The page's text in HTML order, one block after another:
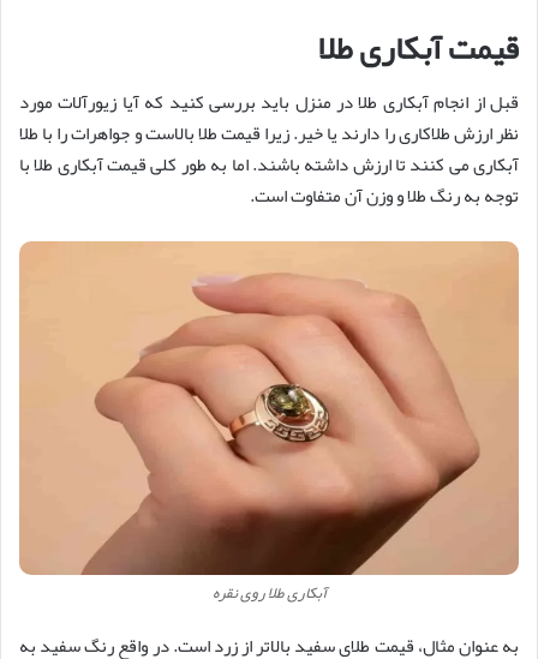
قیمت آبکاری طلا
قبل از انجام آبکاری طلا در منزل باید بررسی کنید که آیا زیورآلات مورد
نظر ارزش طلاکاری را دارند یا خیر. زیرا قیمت طلا بالاست و جواهرات را با طلا
آبکاری می کنند تا ارزش داشته باشند. اما به طور کلی قیمت آبکاری طلا با
توجه به رنگ طلا و وزن آن متفاوت است.
آبکاری طلا روی نقره
به عنوان مثال، قیمت طلای سفید بالاتر از زرد است. در واقع رنگ سفید به